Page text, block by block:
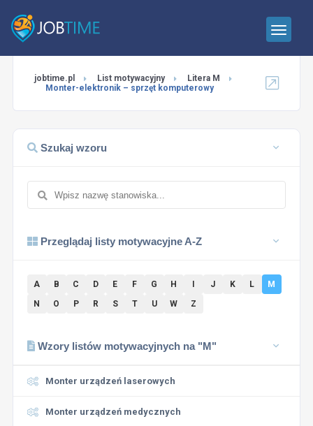
jobtime.pl List motywacyjny
Litera M
Monter-elektronik – sprzęt komputerowy
Szukaj wzoru
Przeglądaj listy motywacyjne A-Z
A B C D E F G H J K L
M
N
O P R S T U W Z
Wzory listów motywacyjnych na "M"
Monter urządzeń laserowych
Monter urządzeń medycznych